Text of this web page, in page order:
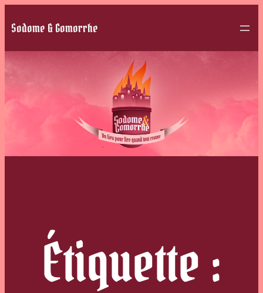
Sodome & Gomorrhe
Étiquette :